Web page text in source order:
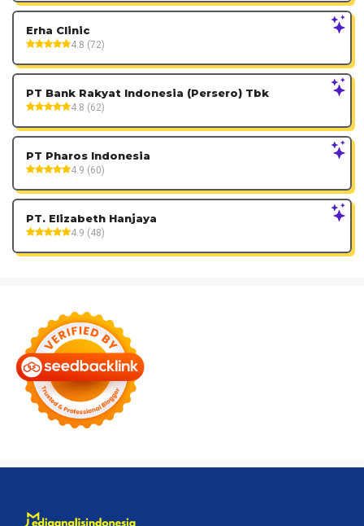
Erha Clinic
4.8 (72)
PT Bank Rakyat Indonesia (Persero) Tbk
4.8 (62)
PT Pharos Indonesia
4.9 (60)
PT. Elizabeth Hanjaya
4.9 (48)